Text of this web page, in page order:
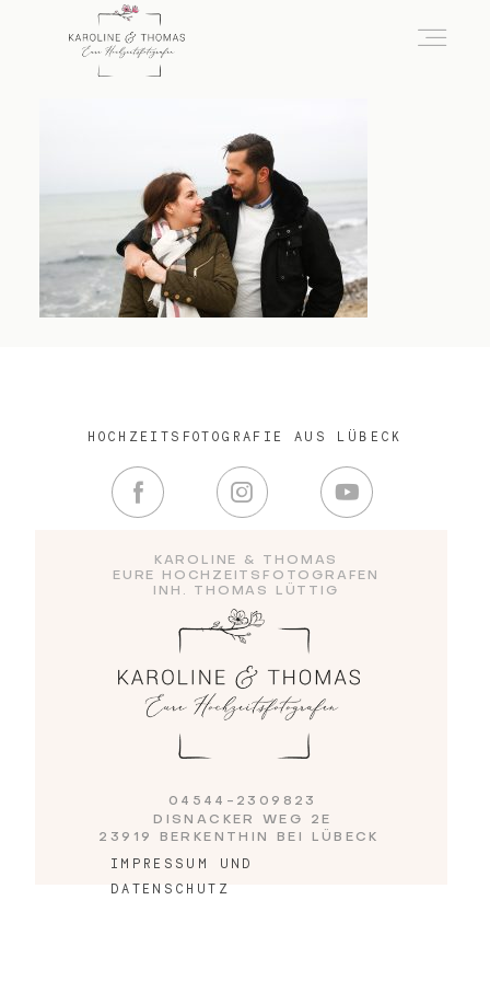
KAROLINE & THOMAS
EURE HOCHZEITSFOTOGRAFEN
INH. THOMAS LÜTTIG
IMPRESSUM UND
DATENSCHUTZ
04544-2309823
DISNACKER WEG 2E
23919 BERKENTHIN BEI LÜBECK
HOCHZEITSFOTOGRAFIE AUS LÜBECK
home
Hochzeit
das besondere Portrait
Kontakt
Blog
Impressum